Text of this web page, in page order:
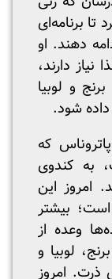
تا برنامه‌ای
دهند. او
دارند،
حدود ۳۰ وعده برنج و لوبیا
داده شود.
که
به کندوی
امروز این
بیشتر
وعده از
لوبیا و
امروز